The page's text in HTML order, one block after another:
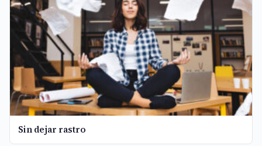
Sin dejar rastro